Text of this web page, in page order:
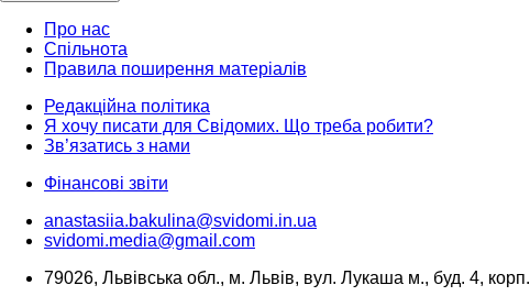
Про нас
Спільнота
Правила поширення матеріалів
Редакційна політика
Я хочу писати для Свідомих. Що треба робити?
Зв’язатись з нами
Фінансові звіти
anastasiia.bakulina@svidomi.in.ua
svidomi.media@gmail.com
79026, Львівська обл., м. Львів, вул. Лукаша м., буд. 4,